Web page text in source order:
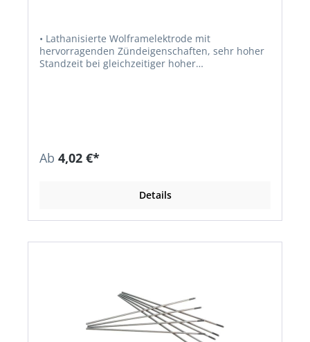
• Lathanisierte Wolframelektrode mit
hervorragenden Zündeigenschaften, sehr hoher
Standzeit bei gleichzeitiger hoher
Ab 4,02 €*
Details